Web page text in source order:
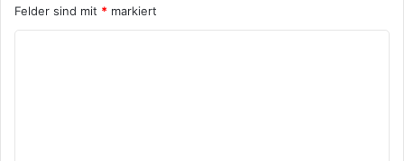
Felder sind mit * markiert